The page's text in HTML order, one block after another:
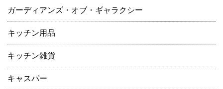
ガーディアンズ・オブ・ギャラクシー
キッチン用品
キッチン雑貨
キャスパー